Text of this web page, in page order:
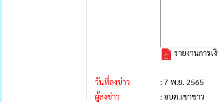
รายงานการ
วันที่ลงข่าว
: 7 พ.ย. 2565
ผู้ลงข่าว
: อบต.เขาขาว